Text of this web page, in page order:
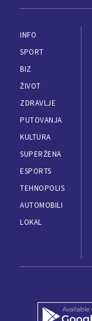
INFO
SPORT
BIZ
ŽIVOT
ZDRAVLJE
PUTOVANJA
KULTURA
SUPERŽENA
ESPORTS
TEHNOPOLIS
AUTOMOBILI
LOKAL